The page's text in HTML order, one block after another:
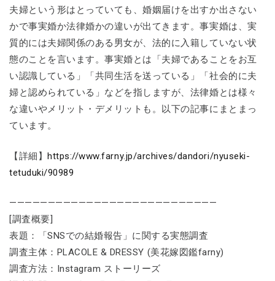
夫婦という形はとっていても、婚姻届けを出すか出さない
かで事実婚か法律婚かの違いが出てきます。事実婚は、実
質的には夫婦関係のある男女が、法的に入籍していない状
態のことを言います。事実婚とは「夫婦であることをお互
い認識している」「共同生活を送っている」「社会的に夫
婦と認められている」などを指しますが、法律婚とは様々
な違いやメリット・デメリットも。以下の記事にまとまっ
ています。
【詳細】https://www.farny.jp/archives/dandori/nyuseki-
tetuduki/90989
———————————————————————————
[調査概要]
表題：「SNSでの結婚報告」に関する実態調査
調査主体：PLACOLE & DRESSY (美花嫁図鑑farny)
調査方法：Instagram ストーリーズ